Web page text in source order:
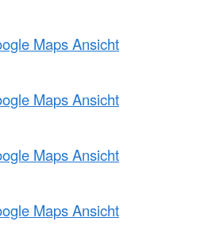
Maps Ansicht
Maps Ansicht
Maps Ansicht
Maps Ansicht